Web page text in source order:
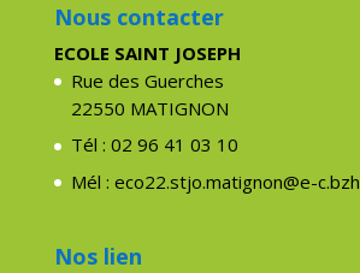
Nous contacter
ECOLE SAINT JOSEPH
Rue des Guerches
22550 MATIGNON
Tél : 02 96 41 03 10
Mél : eco22.stjo.matignon@e-c.bzh
Nos lien